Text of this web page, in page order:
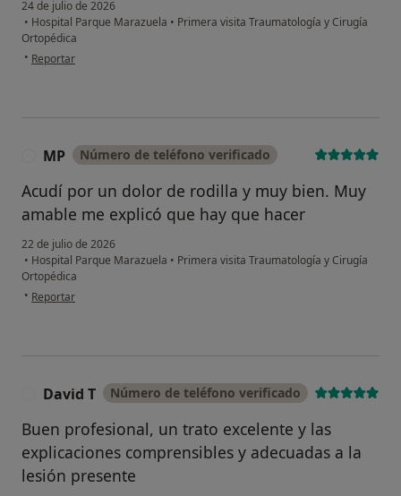
24 de julio de 2026
• Hospital Parque Marazuela • Primera visita Traumatología y Cirugía
Ortopédica
• en opinión del usuario E.D
Reportar
MP Número de teléfono verificado
Acudí por un dolor de rodilla y muy bien. Muy
amable me explicó que hay que hacer
22 de julio de 2026
• Hospital Parque Marazuela • Primera visita Traumatología y Cirugía
Ortopédica
• en opinión del usuario MP
Reportar
David T Número de teléfono verificado
Buen profesional, un trato excelente y las
explicaciones comprensibles y adecuadas a la
lesión presente